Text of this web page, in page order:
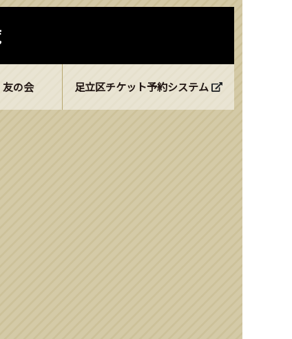
友の会 足立区チケット予約システム